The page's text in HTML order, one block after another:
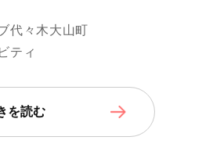
代々木大山町
ティ
を読む